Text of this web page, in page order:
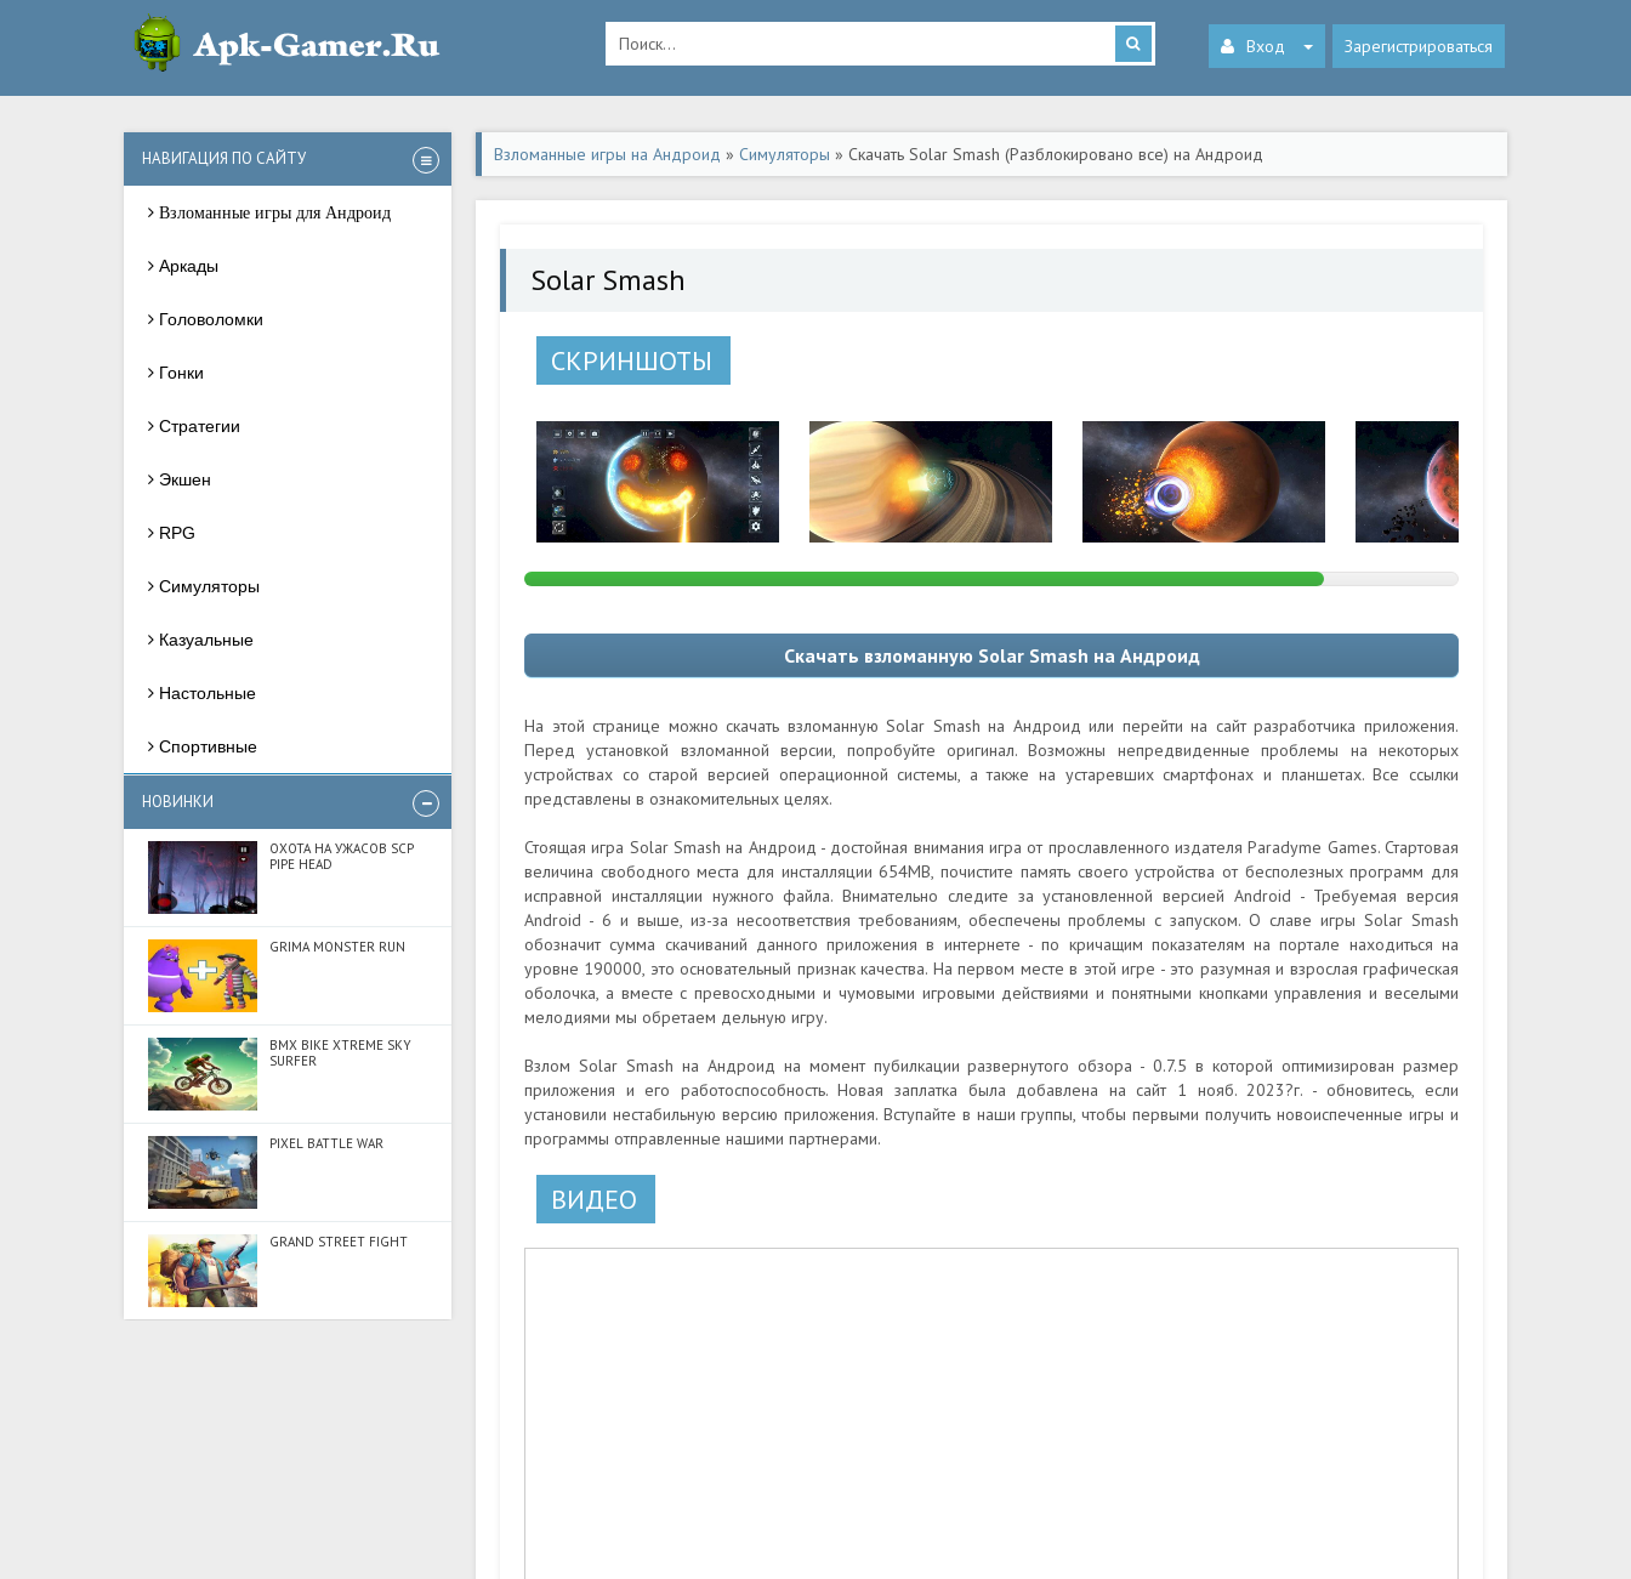
Вход Зарегистрироваться
НАВИГАЦИЯ ПО САЙТУ
Взломанные игры для Андроид
Аркады
Головоломки
Гонки
Стратегии
Экшен
RPG
Симуляторы
Казуальные
Настольные
Спортивные
НОВИНКИ
ОХОТА НА УЖАСОВ SCP
PIPE HEAD
GRIMA MONSTER RUN
BMX BIKE XTREME SKY
SURFER
PIXEL BATTLE WAR
GRAND STREET FIGHT
Взломанные игры на Андроид » Симуляторы » Скачать Solar Smash (Разблокировано все) на Андроид
Solar Smash
СКРИНШОТЫ
Скачать взломанную Solar Smash на Андроид
На этой странице можно скачать взломанную Solar Smash на Андроид или перейти на сайт разработчика приложения.
Перед установкой взломанной версии, попробуйте оригинал. Возможны непредвиденные проблемы на некоторых
устройствах со старой версией операционной системы, а также на устаревших смартфонах и планшетах. Все ссылки
представлены в ознакомительных целях.
Стоящая игра Solar Smash на Андроид - достойная внимания игра от прославленного издателя Paradyme Games. Стартовая
величина свободного места для инсталляции 654MB, почистите память своего устройства от бесполезных программ для
исправной инсталляции нужного файла. Внимательно следите за установленной версией Android - Требуемая версия
Android - 6 и выше, из-за несоответствия требованиям, обеспечены проблемы с запуском. О славе игры Solar Smash
обозначит сумма скачиваний данного приложения в интернете - по кричащим показателям на портале находиться на
уровне 190000, это основательный признак качества. На первом месте в этой игре - это разумная и взрослая графическая
оболочка, а вместе с превосходными и чумовыми игровыми действиями и понятными кнопками управления и веселыми
мелодиями мы обретаем дельную игру.
Взлом Solar Smash на Андроид на момент пубилкации развернутого обзора - 0.7.5 в которой оптимизирован размер
приложения и его работоспособность. Новая заплатка была добавлена на сайт 1 нояб. 2023?г. - обновитесь, если
установили нестабильную версию приложения. Вступайте в наши группы, чтобы первыми получить новоиспеченные игры и
программы отправленные нашими партнерами.
ВИДЕО